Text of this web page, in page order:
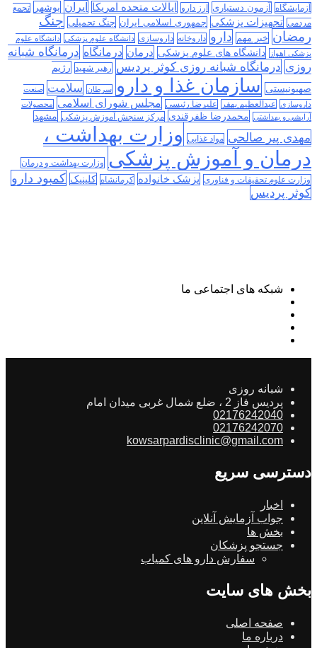
آزمایشگاه آزمون دستیاری ارز دارو ایالات متحده امریکا ایران بوشهر
تجمع
مردمی تجهیزات پزشکی جمهوری اسلامی ایران جنگ تحمیلی جنگ
رمضان خبر مهم دارو داروخانه داروسازی دانشگاه علوم پزشکی دانشگاه علوم
پزشکی اهواز
دانشگاه های علوم پزشکی درمان درمانگاه درمانگاه شبانه
روزی درمانگاه شبانه روزی کوثر پردیس رهبر شهید رژیم
صهیونیستی سازمان غذا و دارو سرطان سلامت صنعت
داروسازی عبدالعظیم بهفر علیرضا رئیسی مجلس شورای اسلامی
محصولات
آرایشی و بهداشتی محمدرضا ظفرقندی مرکز سنجش آموزش پزشکی مشهد
مهدی پیر صالحی مواد غذایی وزارت بهداشت ،
درمان و آموزش پزشکی وزارت بهداشت و درمان
وزارت علوم تحقیقات و فناوری پزشک خانواده کرمانشاه کلینیک کمبود دارو
کوثر پردیس
شبکه های اجتماعی ما
شبانه روزی
پردیس فاز 2 ، ضلع شمال غربی میدان امام
02176242040
02176242070
kowsarpardisclinic@gmail.com
دسترسی سریع
اخبار
جواب آزمایش آنلاین
بخش ها
جستجو پزشکان
سفارش دارو های کمیاب
بخش های سایت
صفحه اصلی
درباره ما